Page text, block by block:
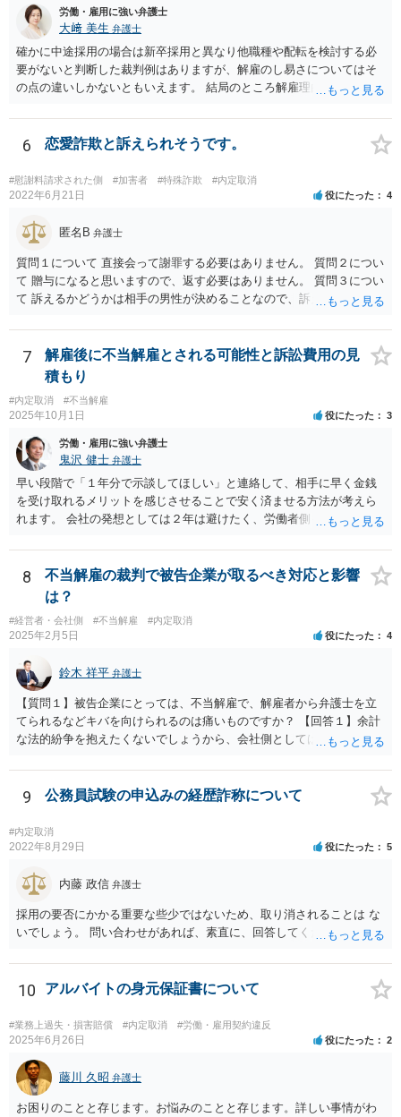
り、最終的にはバックペイが生じるおそれもあるため、解雇を争われ
るのは、時間や費用の観点からも負担が大きいと思われます。 ②この
ように、ずるずると交渉を引き延ばしている間に、そのうち転職をす
るだろうと、社長なりに作戦を立てているようですが。このように復
職をさせないために、ずるずると交渉を引き延ばすのも作戦としてあ
りますか？ →労働者の資力との関係で、交渉や裁判を長期に行うこと
で労働者の余力がなくなり、労働者側から会社寄りの解決案を受け入
れるといった対応をさせるという作戦として考えられるところです。
もっとも、ご認識のとおり、バックペイや裁判になった際のレピュテ
れます。 仮に、裁判になり敗訴判決が出た場合、会社名が記載されて
で、社会的な印象が大きく下がるリスクはございます。
労働・雇用に強い弁護士
大﨑 美生 弁護士
確かに中途採用の場合は新卒採用と異なり他職種や配転を検討する必
要がないと判断した裁判例はありますが、解雇のし易さについてはそ
の点の違いしかないともいえます。 結局のところ解雇理由が認められ
回の言い合いだけであれば、解雇までは難しいと思われます。 それ以
外の事情を踏まえて、改善の余地がないほど解雇理由（能力不足や協
調性のなさ等）があるのでしたら、解雇も相当と思料します。 ご参考
までにお願いします。
6 恋愛詐欺と訴えられそうです。
#慰謝料請求された側 #加害者 #特殊詐欺 #内定取消
2022年6月21日 役にたった 4
匿名B 弁護士
質問１について 直接会って謝罪する必要はありません。 質問２につい
て 贈与になると思いますので、返す必要はありません。 質問３につい
て 訴えるかどうかは相手の男性が決めることなので、訴えることはな
われますので、結果的には訴えてこないと思われます。 相手の男性か
らのメッセージには、脅迫的な言動で関係を継続させようとの意図も
うかがわれますので、早めに警察にご相談することをお勧めします。
7
解雇後に不当解雇とされる可能性と訴訟費用の見
積もり
#内定取消 #不当解雇
2025年10月1日 役にたった 3
労働・雇用に強い弁護士
鬼沢 健士 弁護士
早い段階で「１年分で示談してほしい」と連絡して、相手に早く金銭
を受け取れるメリットを感じさせることで安く済ませる方法が考えら
れます。 会社の発想としては２年は避けたく、労働者側も２年分いけ
8
不当解雇の裁判で被告企業が取るべき対応と影響
は？
#経営者・会社側 #不当解雇 #内定取消
2025年2月5日 役にたった 4
鈴木 祥平 弁護士
【質問１】被告企業にとっては、不当解雇で、解雇者から弁護士を立
てられるなどキバを向けられるのは痛いものですか？ 【回答１】余計
な法的紛争を抱えたくないでしょうから、会社側としては面倒だと思
て争ってくることになると思います。 【質問２】今、解雇した社員よ
り労働審判を仕掛けられておりますが、社長が顧問弁護士の悪知恵
で、労働審判を無視して欠席しております。 どういう意図があります
か？ 【回答２】相手方が全く連絡することなく労働審判期日を欠席し
た場合は、申立人に主張・立証を行わせ、申立人の言い分が相当と認
どおりの労働審判が行われることが考えられますので、欠席すること
は無いと思います。 代理人だけも出席しているのでれば、審理は可能
です。 【質問３】会社の弱音を握られて復職させたくない模様なの
で、ずるずると交渉や裁判を引き延ばしていると思われますが。 【回
る のかも知れません。
9 公務員試験の申込みの経歴詐称について
#内定取消
2022年8月29日 役にたった 5
内藤 政信 弁護士
採用の要否にかかる重要な些少ではないため、取り消されることは な
いでしょう。 問い合わせがあれば、素直に、回答してください。
10 アルバイトの身元保証書について
#業務上過失・損害賠償 #内定取消 #労働・雇用契約違反
2025年6月26日 役にたった 2
藤川 久昭 弁護士
お困りのことと存じます。お悩みのことと存じます。詳しい事情がわ